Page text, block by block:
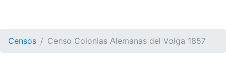
Censos Censo Colonias Alemanas del Volga 1857